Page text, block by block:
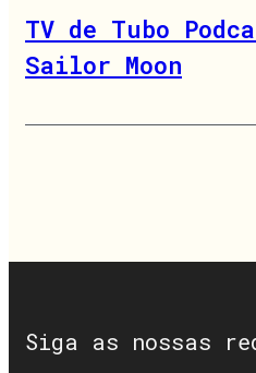
TV de Tubo
Sailor Moon
Siga as nossas